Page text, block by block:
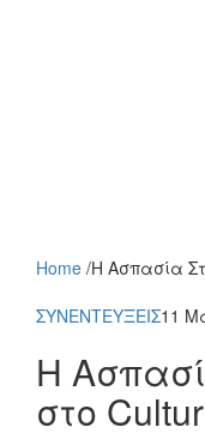
Home /Η Ασπασία
ΣΥΝΕΝΤΕΥΞΕΙΣ11
Η
στο